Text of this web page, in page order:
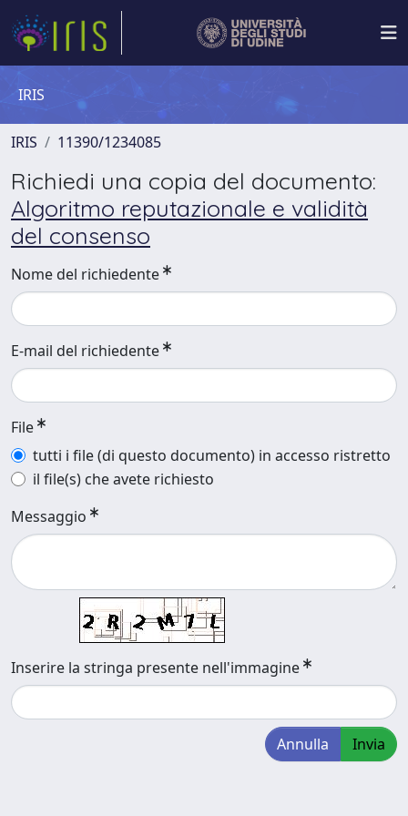
IRIS
IRIS 11390/1234085
Richiedi una copia del documento:
Algoritmo reputazionale e validità
del consenso
Nome del richiedente
E-mail del richiedente
File
tutti i file (di questo documento) in accesso ristretto
il file(s) che avete richiesto
Messaggio
Inserire la stringa presente nell'immagine
Annulla Invia